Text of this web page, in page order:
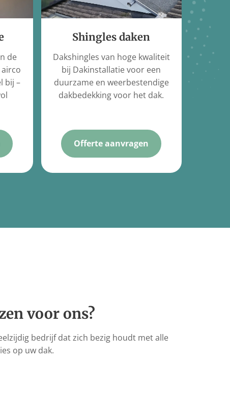
de
bij –
Shingles daken
Dakshingles van hoge kwaliteit
bij Dakinstallatie voor een
duurzame en weerbestendige
dakbedekking voor het dak.
Offerte aanvragen
voor ons?
bedrijf dat zich bezig houdt met alle
op uw dak.